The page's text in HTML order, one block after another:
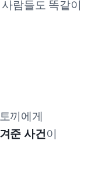
람들도 똑같이
끼에게
준 사건이